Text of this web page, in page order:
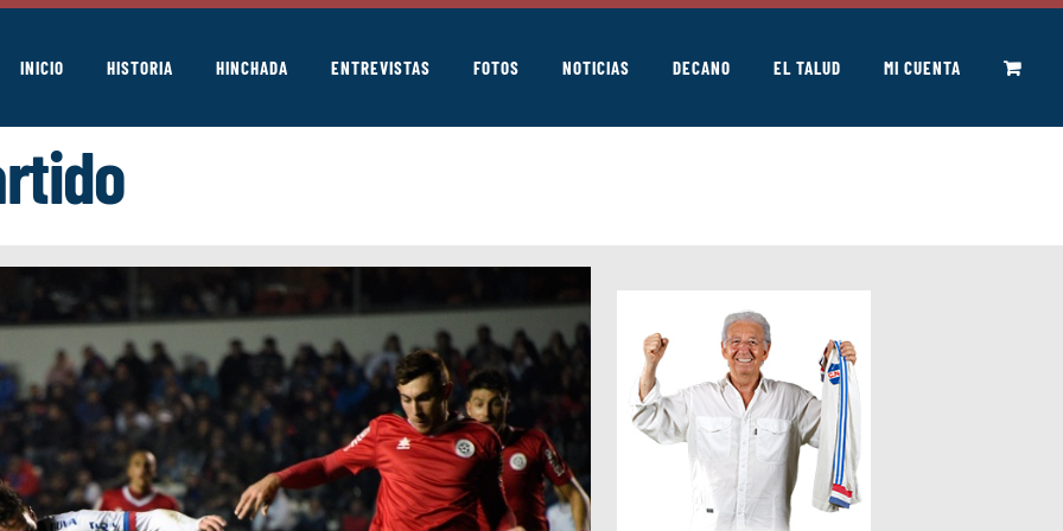
INICIO HISTORIA HINCHADA ENTREVISTAS FOTOS NOTICIAS DECANO EL TALUD MI CUENTA